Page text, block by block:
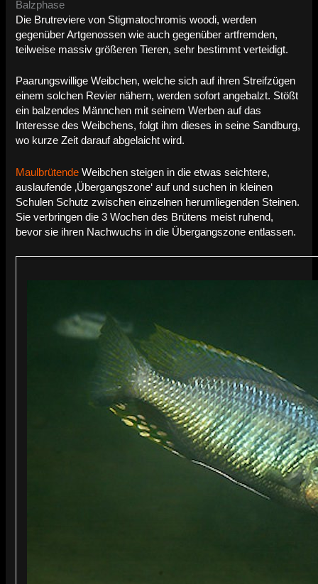
Balzphase
Die Brutreviere von Stigmatochromis woodi, werden
gegenüber Artgenossen wie auch gegenüber artfremden,
teilweise massiv größeren Tieren, sehr bestimmt verteidigt.
Paarungswillige Weibchen, welche sich auf ihren Streifzügen
einem solchen Revier nähern, werden sofort angebalzt. Stößt
ein balzendes Männchen mit seinem Werben auf das
Interesse des Weibchens, folgt ihm dieses in seine Sandburg,
wo kurze Zeit darauf abgelaicht wird.
Maulbrütende Weibchen steigen in die etwas seichtere,
auslaufende ‚Übergangszone‘ auf und suchen in kleinen
Schulen Schutz zwischen einzelnen herumliegenden Steinen.
Sie verbringen die 3 Wochen des Brütens meist ruhend,
bevor sie ihren Nachwuchs in die Übergangszone entlassen.